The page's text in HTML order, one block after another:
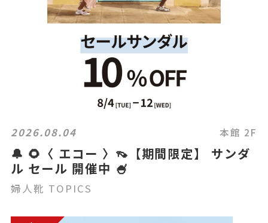
2026.08.04 本館 2F
🔔 🌻〈 エコー 〉👡【期間限定】 サンダ
ル セール 開催中 🍧
婦人靴 TOPICS